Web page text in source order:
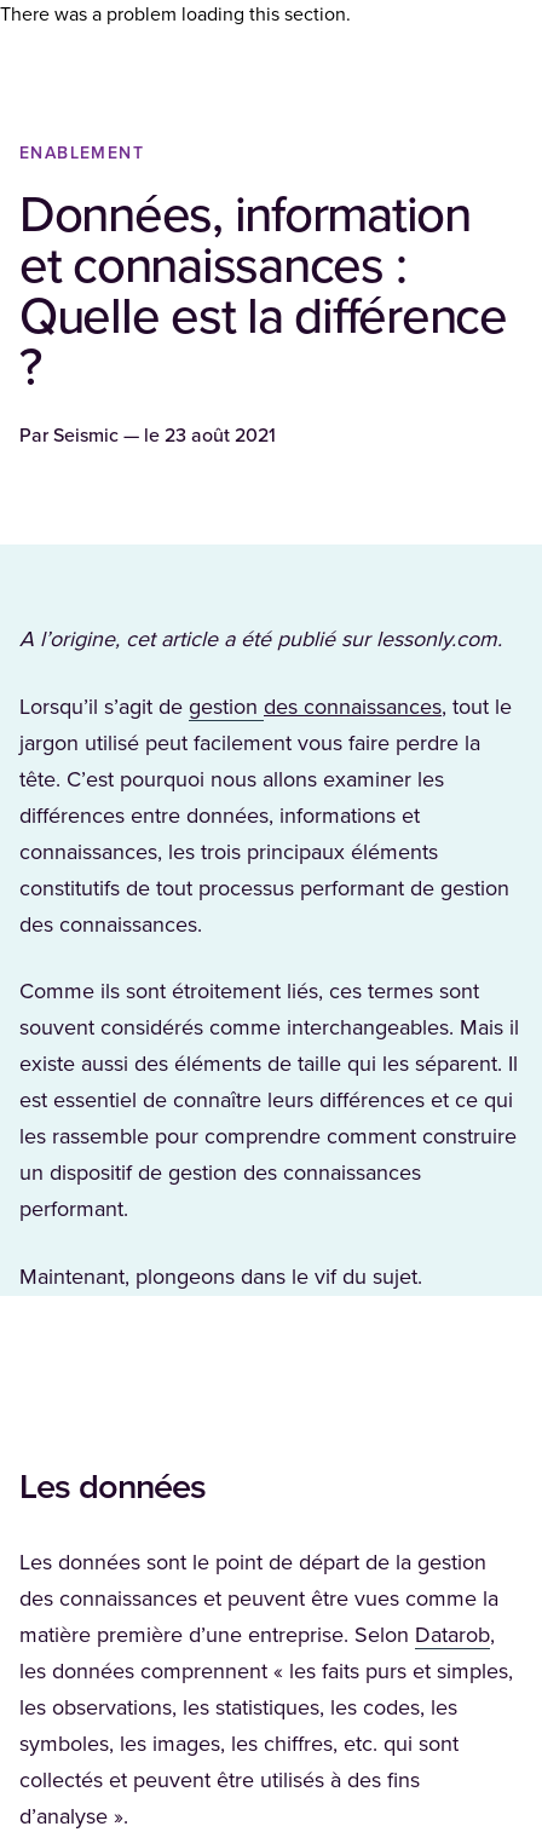
There was a problem loading this section.
ENABLEMENT
Données, information
et connaissances :
Quelle est la différence
?
ParSeismic — le 23 août 2021
A l’origine, cet article a été publié sur lessonly.com.
Lorsqu’il s’agit de gestion (Opens in a new tab)
des connaissances(Opens in
, tout le
jargon utilisé peut facilement vous faire perdre la
tête. C’est pourquoi nous allons examiner les
différences entre données, informations et
connaissances, les trois principaux éléments
constitutifs de tout processus performant de gestion
des connaissances.
Comme ils sont étroitement liés, ces termes sont
souvent considérés comme interchangeables. Mais il
existe aussi des éléments de taille qui les séparent. Il
est essentiel de connaître leurs différences et ce qui
les rassemble pour comprendre comment construire
un dispositif de gestion des connaissances
performant.
Maintenant, plongeons dans le vif du sujet.
Les données
Les données sont le point de départ de la gestion
des connaissances et peuvent être vues comme la
matière première d’une entreprise. Selon Datarob,
les données comprennent « les faits purs et simples,
les observations, les statistiques, les codes, les
symboles, les images, les chiffres, etc. qui sont
collectés et peuvent être utilisés à des fins
d’analyse ».